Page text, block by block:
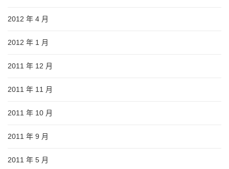
2012 年 4 月
2012 年 1 月
2011 年 12 月
2011 年 11 月
2011 年 10 月
2011 年 9 月
2011 年 5 月